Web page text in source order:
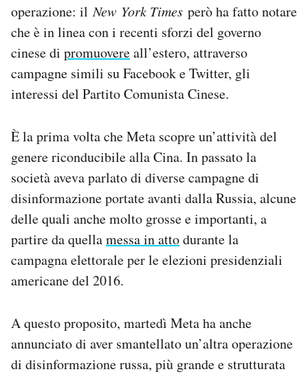
operazione: ilNew York Times però ha fatto notare
che è in linea con i recenti sforzi del governo
cinese di promuovereall’estero, attraverso
campagne simili su Facebook e Twitter, gli
interessi del Partito Comunista Cinese.
È la prima volta che Meta scopre un’attività del
genere riconducibile alla Cina. In passato la
società aveva parlato di diverse campagne di
disinformazione portate avanti dalla Russia, alcune
delle quali anche molto grosse e importanti, a
partire da quellamessa in attodurante la
campagna elettorale per le elezioni presidenziali
americane del 2016.
A questo proposito, martedì Meta ha anche
annunciato di aver smantellato un’altra operazione
di disinformazione russa, più grande e strutturata